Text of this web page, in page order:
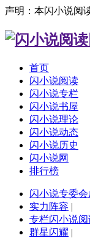
声明：本闪小说阅
首页
闪小说阅读
闪小说专栏
闪小说书屋
闪小说理论
闪小说动态
闪小说历史
闪小说网
排行榜
闪小说专委
实力阵容 |
专栏闪小说阅
群星闪耀 |